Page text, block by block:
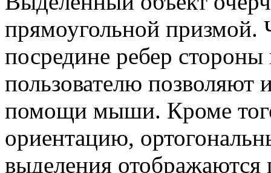
прямоугольной призмой.
посредине ребер
пользователю позволяют
помощи мыши. Кроме
ориентацию,
выделения